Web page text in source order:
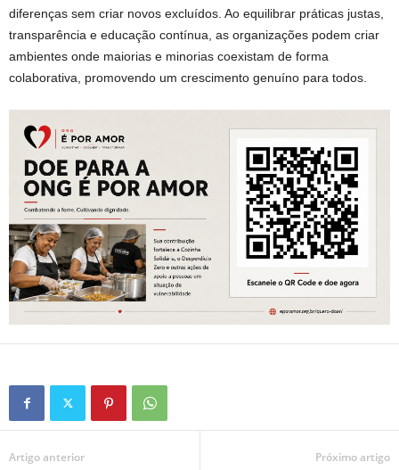
diferenças sem criar novos excluídos. Ao equilibrar práticas justas,
transparência e educação contínua, as organizações podem criar
ambientes onde maiorias e minorias coexistam de forma
colaborativa, promovendo um crescimento genuíno para todos.
Artigo anterior Próximo artigo